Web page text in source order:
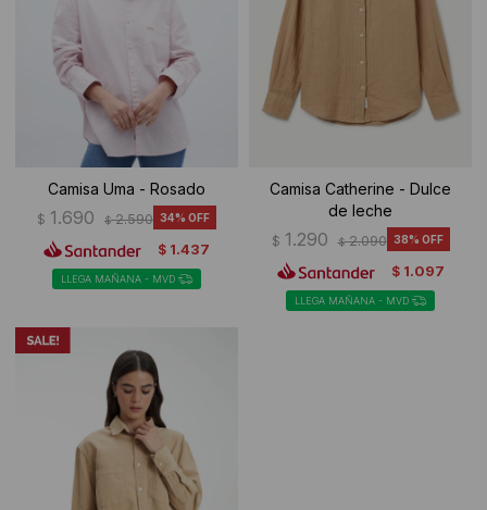
Camisa Uma - Rosado
$ 1.690 $ 2.590 34
$ 1.437
LLEGA MAÑANA - MVD
Camisa Catherine - Dulce
de leche
$ 1.290 $ 2.090 38
$ 1.097
LLEGA MAÑANA - MVD